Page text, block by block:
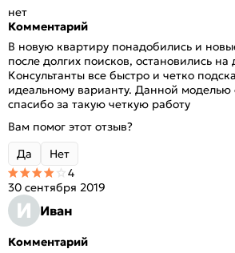
нет
Комментарий
В новую квартиру понадобились и
после долгих поисков, остановились
Консультанты все быстро и четко
идеальному варианту. Данной моделью
спасибо за такую четкую работу
Вам помог этот отзыв?
Да
Нет
И Иван
30 сентября 2019
4
Комментарий